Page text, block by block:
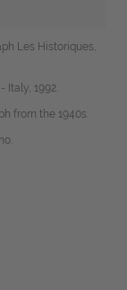
Les Historiques,
1992.
from the 1940s.